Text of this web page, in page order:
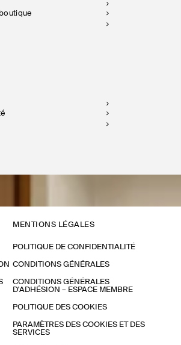
MENTIONS LÉGALES
POLITIQUE DE CONFIDENTIALITÉ
CONDITIONS GÉNÉRALES
CONDITIONS GÉNÉRALES
D'ADHÉSION – ESPACE MEMBRE
POLITIQUE DES COOKIES
PARAMÈTRES DES COOKIES ET DES
SERVICES